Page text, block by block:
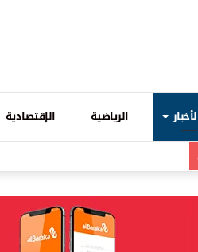
الرياضية الإقتصادية